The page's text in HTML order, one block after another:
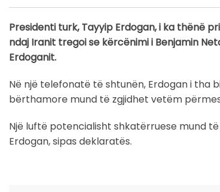
Presidenti turk, Tayyip Erdogan, i ka thënë
ndaj Iranit tregoi se kërcënimi i Benjamin
Erdoganit.
Në një telefonatë të shtunën, Erdogan i tha
bërthamore mund të zgjidhet vetëm
Një luftë potencialisht shkatërruese mund
Erdogan, sipas deklaratës.